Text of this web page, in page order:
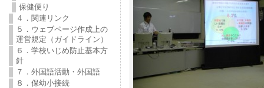
保健便り
４．関連リンク
５．ウェブページ作成上の
運営規定（ガイドライン）
６．学校いじめ防止基本方
針
７．外国語活動・外国語
８．保幼小接続